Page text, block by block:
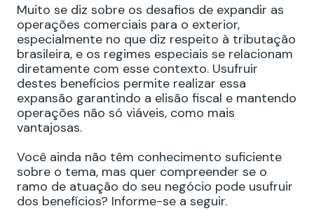
Muito se diz sobre os desafios de expandir as
operações comerciais para o exterior,
especialmente no que diz respeito à tributação
brasileira, e os regimes especiais se relacionam
diretamente com esse contexto. Usufruir
destes benefícios permite realizar essa
expansão garantindo a elisão fiscal e mantendo
operações não só viáveis, como mais
vantajosas.
Você ainda não têm conhecimento suficiente
sobre o tema, mas quer compreender se o
ramo de atuação do seu negócio pode usufruir
dos benefícios? Informe-se a seguir.